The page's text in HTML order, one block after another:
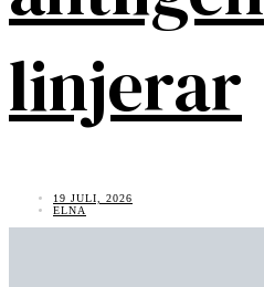
linjerar
19 JULI, 2026
ELNA